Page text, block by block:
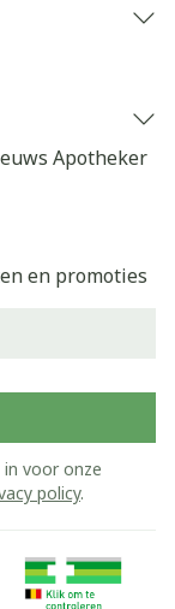
Apotheker
en promoties
voor onze
policy.